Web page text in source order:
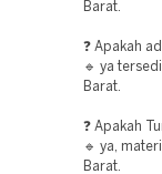
Barat.
❓ Apakah
🔹 ya
Barat.
❓ Apakah
🔹 ya,
Barat.